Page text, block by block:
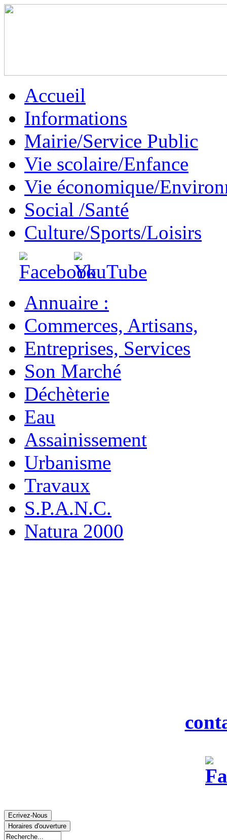
Accueil
Informations
Mairie/Service Public
Vie scolaire/Enfance
Vie économique/
Social /Santé
Culture/Sports/Loisirs
Annuaire :
Commerces, Artisans,
Entreprises, Services
Son Marché
Déchèterie
Eau
Assainissement
Urbanisme
Travaux
S.P.A.N.C.
Natura 2000